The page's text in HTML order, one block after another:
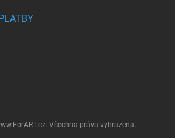
. Všechna práva vyhrazena.